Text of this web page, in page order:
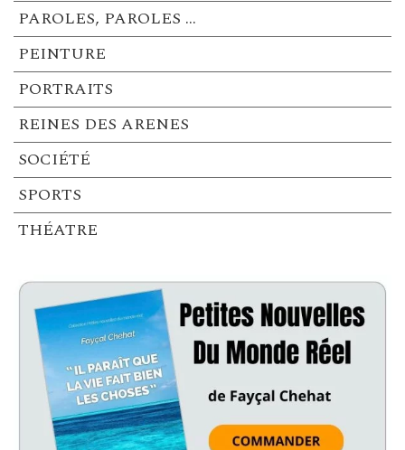
PAROLES, PAROLES …
PEINTURE
PORTRAITS
REINES DES ARENES
SOCIÉTÉ
SPORTS
THÉATRE